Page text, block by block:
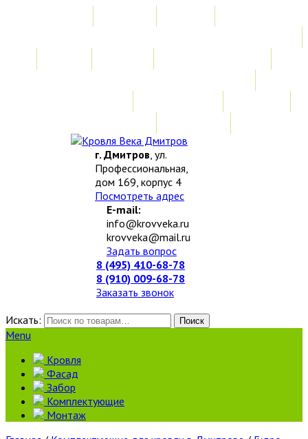
г. Дмитров, ул.
Профессиональная,
дом 169, корпус 4
Посмотреть адрес
E-mail:
info@krovveka.ru
krovveka@mail.ru
Задать вопрос
8 (495) 410-68-78
8 (910) 009-68-78
Заказать звонок
Искать:
Поиск
Menu
Кровля
Фасад
Забор
Комплектующие
Монтаж